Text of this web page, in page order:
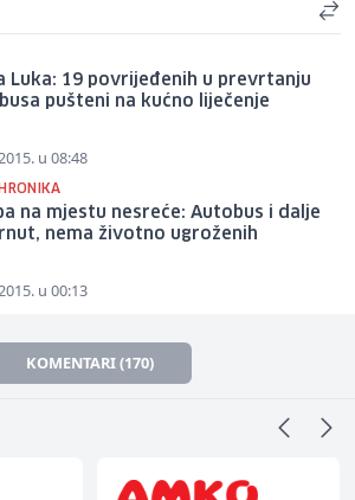
Luka: 19 povrijeđenih u prevrtanju
pušteni na kućno liječenje
u 08:48
na mjestu nesreće: Autobus i dalje
nema životno ugroženih
u 00:13
KOMENTARI (170)